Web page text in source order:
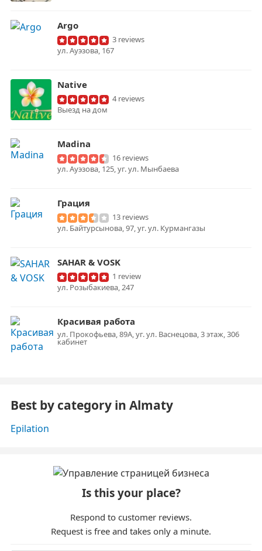
Argo
3 reviews
ул. Ауэзова, 167
Native
4 reviews
Выезд на дом
Madina
16 reviews
ул. Ауэзова, 125, уг. ул. Мынбаева
Грация
13 reviews
ул. Байтурсынова, 97, уг. ул. Курмангазы
SAHAR & VOSK
1 review
ул. Розыбакиева, 247
Красивая работа
ул. Прокофьева, 89А, уг. ул. Васнецова, 3 этаж, 306
кабинет
Best by category in Almaty
Epilation
Is this your place?
Respond to customer reviews.
Request is free and takes only a minute.